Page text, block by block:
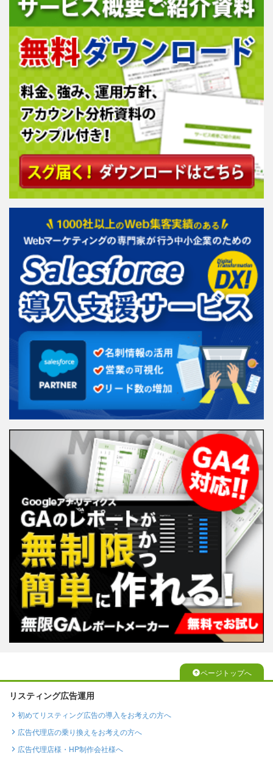
ページトップへ
リスティング広告運用
初めてリスティング広告の導入をお考えの方へ
広告代理店の乗り換えをお考えの方へ
広告代理店様・HP制作会社様へ